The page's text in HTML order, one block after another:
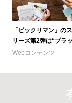
「ビックリマン」の
リーズ第2弾は“ブラ
Webコンテンツ